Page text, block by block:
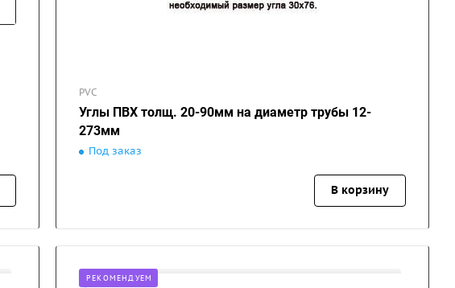
PVC
Углы ПВХ толщ. 20-90мм на диаметр трубы 12-
273мм
Под заказ
В корзину
РЕКОМЕНДУЕМ